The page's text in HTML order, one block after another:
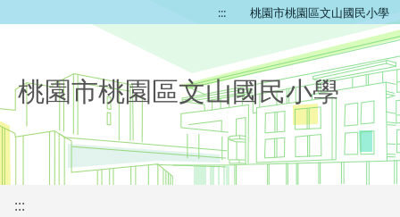
::: 桃園市桃園區文山國民小學
桃園市桃園區文山國民小學
:::